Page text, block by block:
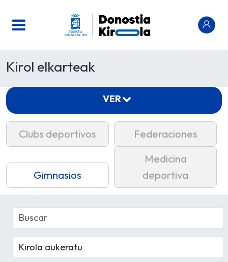
Kirol elkarteak
Clubs deportivos Federaciones
Gimnasios
Medicina
deportiva
VER